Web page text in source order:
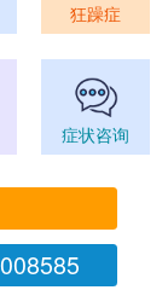
狂躁症
症状咨询